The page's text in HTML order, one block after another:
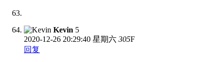
Kevin 5
2020-12-26 20:29:40 星期六 305F
回复